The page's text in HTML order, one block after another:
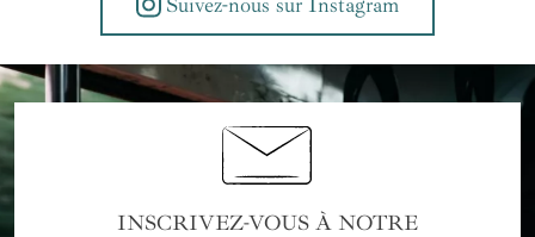
INSCRIVEZ-VOUS À NOTRE